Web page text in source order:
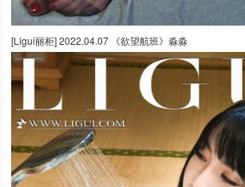
[Ligui丽柜] 2022.04.07 《欲望航班》淼淼